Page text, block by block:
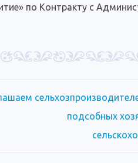
по Контракту с
подсобных